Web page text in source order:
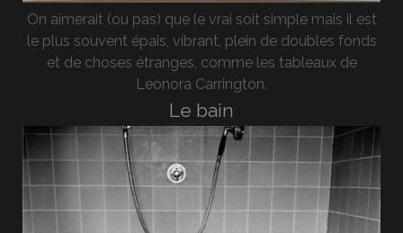
On aimerait (ou pas) que le vrai soit simple mais il est
le plus souvent épais, vibrant, plein de doubles fonds
et de choses étranges, comme les tableaux de
Leonora Carrington.
Le bain